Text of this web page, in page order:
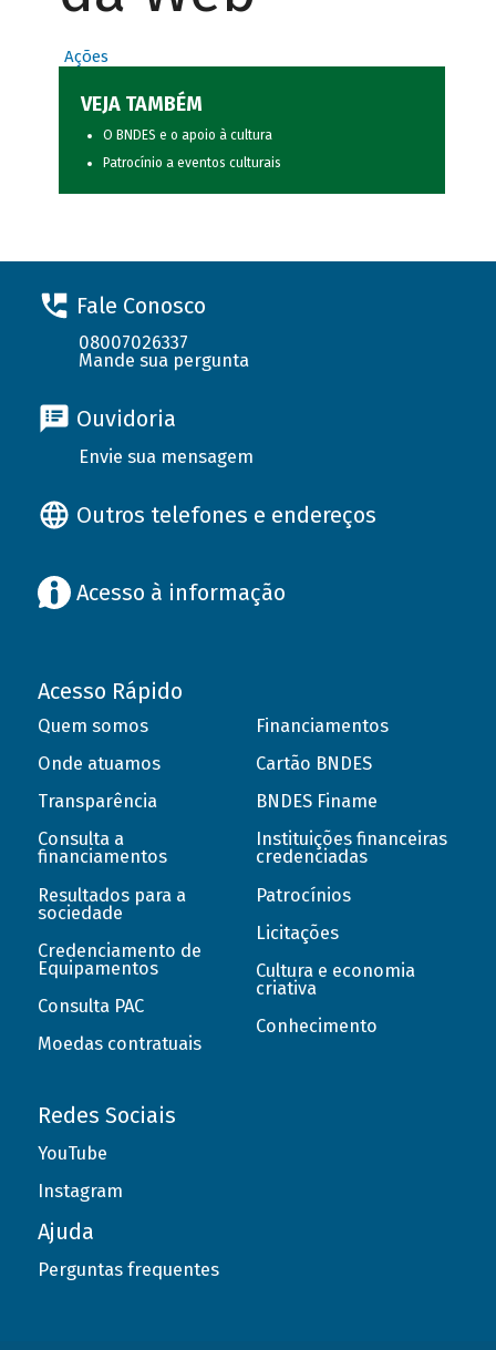
Ações
VEJA TAMBÉM
O BNDES e o apoio à cultura
Patrocínio a eventos culturais
Fale Conosco
08007026337
Mande sua pergunta
Ouvidoria
Envie sua mensagem
Outros telefones e endereços
Acesso à informação
Acesso Rápido
Quem somos
Onde atuamos
Transparência
Consulta a
financiamentos
Resultados para a
sociedade
Credenciamento de
Equipamentos
Consulta PAC
Moedas contratuais
Financiamentos
Cartão BNDES
BNDES Finame
Instituições financeiras
credenciadas
Patrocínios
Licitações
Cultura e economia
criativa
Conhecimento
Redes Sociais
YouTube
Instagram
Ajuda
Perguntas frequentes